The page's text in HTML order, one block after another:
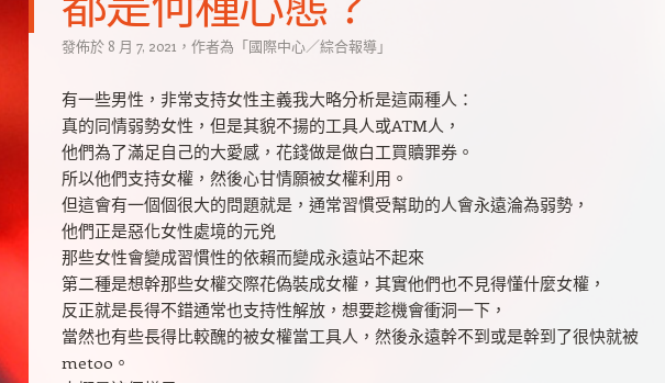
發佈於 8 月 7, 2021 ， 作者為 「國際中心／綜合報導」
有一些男性，非常支持女性主義我大略分析是這兩種人：
真的同情弱勢女性，但是其貌不揚的工具人或ATM人，
他們為了滿足自己的大愛感，花錢做是做白工買贖罪券。
所以他們支持女權，然後心甘情願被女權利用。
但這會有一個個很大的問題就是，通常習慣受幫助的人會永遠淪為弱勢，
他們正是惡化女性處境的元兇
那些女性會變成習慣性的依賴而變成永遠站不起來
第二種是想幹那些女權交際花偽裝成女權，其實他們也不見得懂什麼女權，
反正就是長得不錯通常也支持性解放，想要趁機會衝洞一下，
當然也有些長得比較醜的被女權當工具人，然後永遠幹不到或是幹到了很快就被
metoo。